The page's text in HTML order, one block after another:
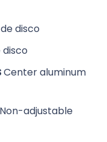
disco
disco
Center aluminum
Non-adjustable